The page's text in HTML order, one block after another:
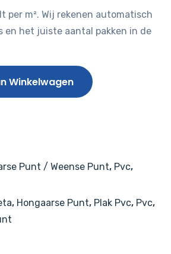
per m². Wij rekenen automatisch
en het juiste aantal pakken in de
Winkelwagen
Punt / Weense Punt, Pvc,
, Hongaarse Punt, Plak Pvc, Pvc,